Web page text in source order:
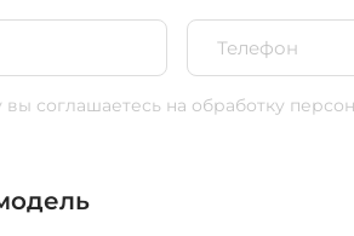
соглашаетесь на обработку